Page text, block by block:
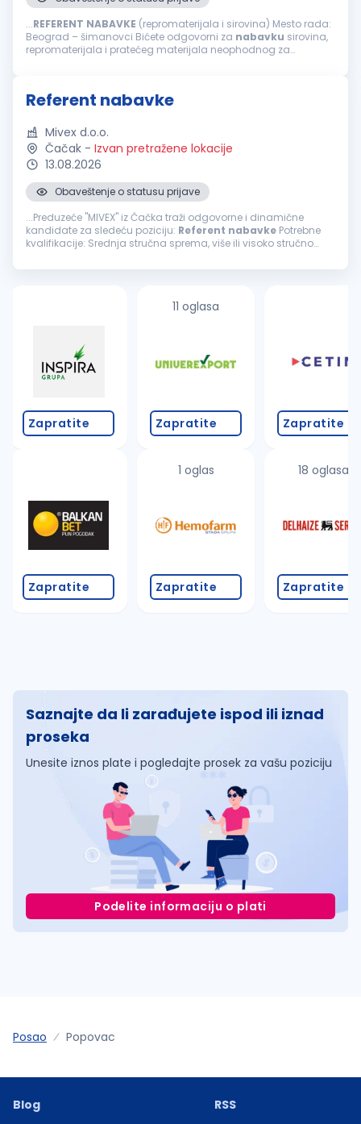
...REFERENT NABAVKE (repromaterijala i sirovina) Mesto rada:
Beograd – šimanovci Bićete odgovorni za nabavku sirovina,
repromaterijala i pratećeg materijala neophodnog za
Referent nabavke
Mivex d.o.o.
Čačak - Izvan pretražene lokacije
13.08.2026
Obaveštenje o statusu prijave
...Preduzeće "MIVEX" iz Čačka traži odgovorne i dinamične
kandidate za sledeću poziciju: Referent nabavke Potrebne
kvalifikacije: Srednja stručna sprema, više ili visoko stručno
poslovima
Zapratite
Zapratite
11 oglasa
Zapratite
1 oglas
Zapratite
Zapratite
18 oglasa
Zapratite
Saznajte da li zarađujete ispod ili iznad
proseka
Unesite iznos plate i pogledajte prosek za vašu poziciju
Podelite informaciju o plati
Posao Popovac
Blog
RSS